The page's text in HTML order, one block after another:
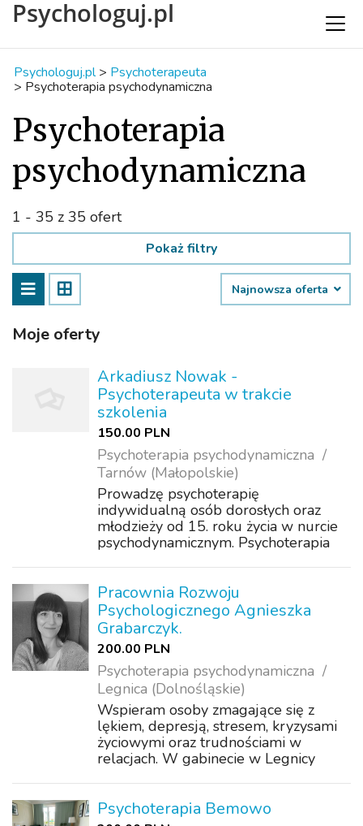
Psychologuj.pl
Psychologuj.pl > Psychoterapeuta
> Psychoterapia psychodynamiczna
Psychoterapia
psychodynamiczna
1 - 35 z 35 ofert
Pokaż filtry
Najnowsza oferta
Moje oferty
Arkadiusz Nowak -
Psychoterapeuta w trakcie
szkolenia
150.00 PLN
Psychoterapia psychodynamiczna
Tarnów (Małopolskie)
Prowadzę psychoterapię
indywidualną osób dorosłych oraz
młodzieży od 15. roku życia w nurcie
psychodynamicznym. Psychoterapia
nastroju, trudności w relacjach z
partnerem, rodziną lu...
Pracownia Rozwoju
Psychologicznego Agnieszka
Grabarczyk.
200.00 PLN
Psychoterapia psychodynamiczna
Legnica (Dolnośląskie)
Wspieram osoby zmagające się z
lękiem, depresją, stresem, kryzysami
życiowymi oraz trudnościami w
relacjach. W gabinecie w Legnicy
wyzwaniami dnia codziennego. Jestem
Psychoterapia Bemowo